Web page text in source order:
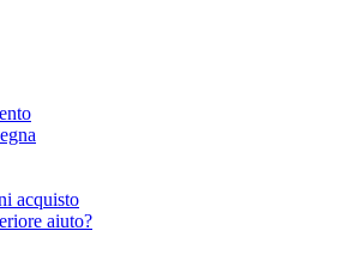
acquisto
aiuto?